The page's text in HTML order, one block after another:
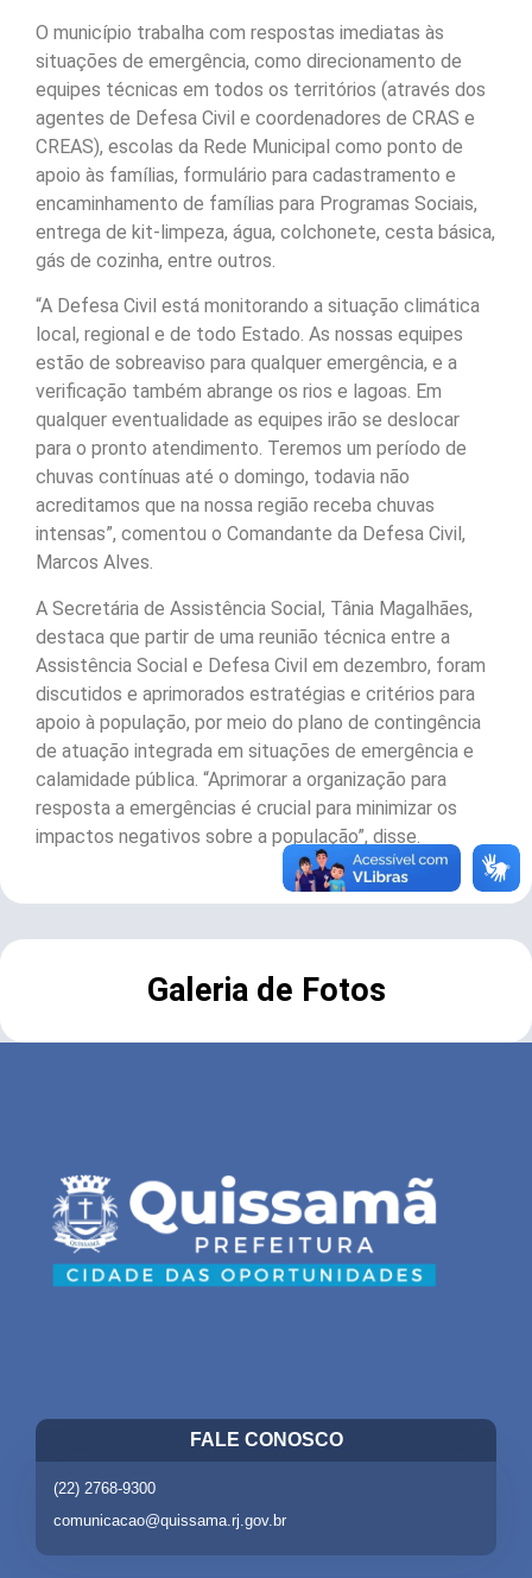
O município trabalha com respostas imediatas às
situações de emergência, como direcionamento de
equipes técnicas em todos os territórios (através dos
agentes de Defesa Civil e coordenadores de CRAS e
CREAS), escolas da Rede Municipal como ponto de
apoio às famílias, formulário para cadastramento e
encaminhamento de famílias para Programas Sociais,
entrega de kit-limpeza, água, colchonete, cesta básica,
gás de cozinha, entre outros.
“A Defesa Civil está monitorando a situação climática
local, regional e de todo Estado. As nossas equipes
estão de sobreaviso para qualquer emergência, e a
verificação também abrange os rios e lagoas. Em
qualquer eventualidade as equipes irão se deslocar
para o pronto atendimento. Teremos um período de
chuvas contínuas até o domingo, todavia não
acreditamos que na nossa região receba chuvas
intensas”, comentou o Comandante da Defesa Civil,
Marcos Alves.
A Secretária de Assistência Social, Tânia Magalhães,
destaca que partir de uma reunião técnica entre a
Assistência Social e Defesa Civil em dezembro, foram
discutidos e aprimorados estratégias e critérios para
apoio à população, por meio do plano de contingência
de atuação integrada em situações de emergência e
calamidade pública. “Aprimorar a organização para
resposta a emergências é crucial para minimizar os
impactos negativos sobre a população”, disse.
Galeria de Fotos
FALE CONOSCO
(22) 2768-9300
comunicacao@quissama.rj.gov.br